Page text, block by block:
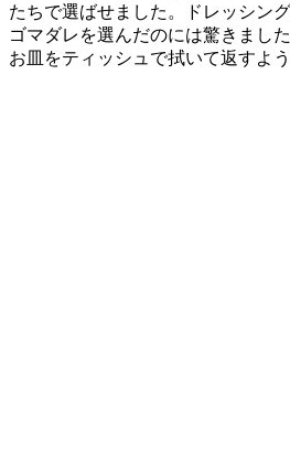
たちで選ばせました。ドレッシン
ゴマダレを選んだのには驚きまし
お皿をティッシュで拭いて返すよ